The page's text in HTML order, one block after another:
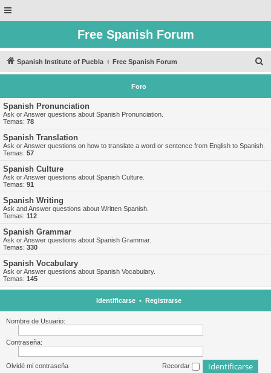
Free Spanish Forum
Spanish Institute of Puebla Free Spanish Forum
u
Foro
Spanish Pronunciation
Ask or Answer questions about Spanish Pronunciation.
Temas: 78
Spanish Translation
Ask or Answer questions on how to translate a word or sentence from English to Spanish.
Temas: 57
Spanish Culture
Ask or Answer questions about Spanish Culture.
Temas: 91
Spanish Writing
Ask and Answer questions about Written Spanish.
Temas: 112
Spanish Grammar
Ask or Answer questions about Spanish Grammar.
Temas: 330
Spanish Vocabulary
Ask or Answer questions about Spanish Vocabulary.
Temas: 145
Identificarse• Registrarse
Nombre de Usuario:
Contraseña:
Olvidé mi contraseña Recordar